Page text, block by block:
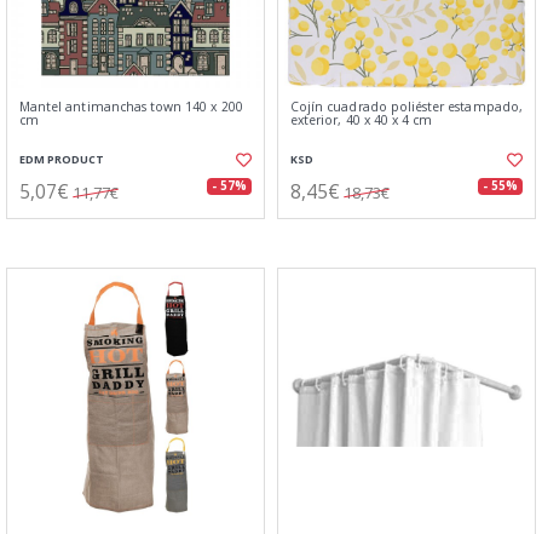
Mantel antimanchas town 140 x 200
cm
EDM PRODUCT
5,07€ 11,77€ - 57%
Cojín cuadrado poliéster estampado,
exterior, 40 x 40 x 4 cm
KSD
8,45€ 18,73€ - 55%